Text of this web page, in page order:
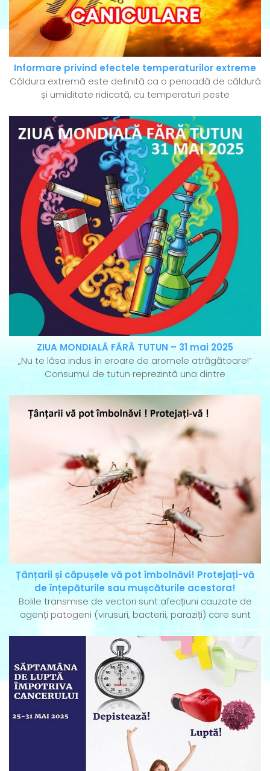
Informare privind efectele temperaturilor extreme
Căldura extremă este definită ca o perioadă de căldură
și umiditate ridicată, cu temperaturi peste
ZIUA MONDIALĂ FĂRĂ TUTUN – 31 mai 2025
„Nu te lăsa indus în eroare de aromele atrăgătoare!”
Consumul de tutun reprezintă una dintre
Țânțarii și căpușele vă pot îmbolnăvi! Protejați-vă
de înțepăturile sau mușcăturile acestora!
Bolile transmise de vectori sunt afecțiuni cauzate de
agenți patogeni (virusuri, bacterii, paraziți) care sunt